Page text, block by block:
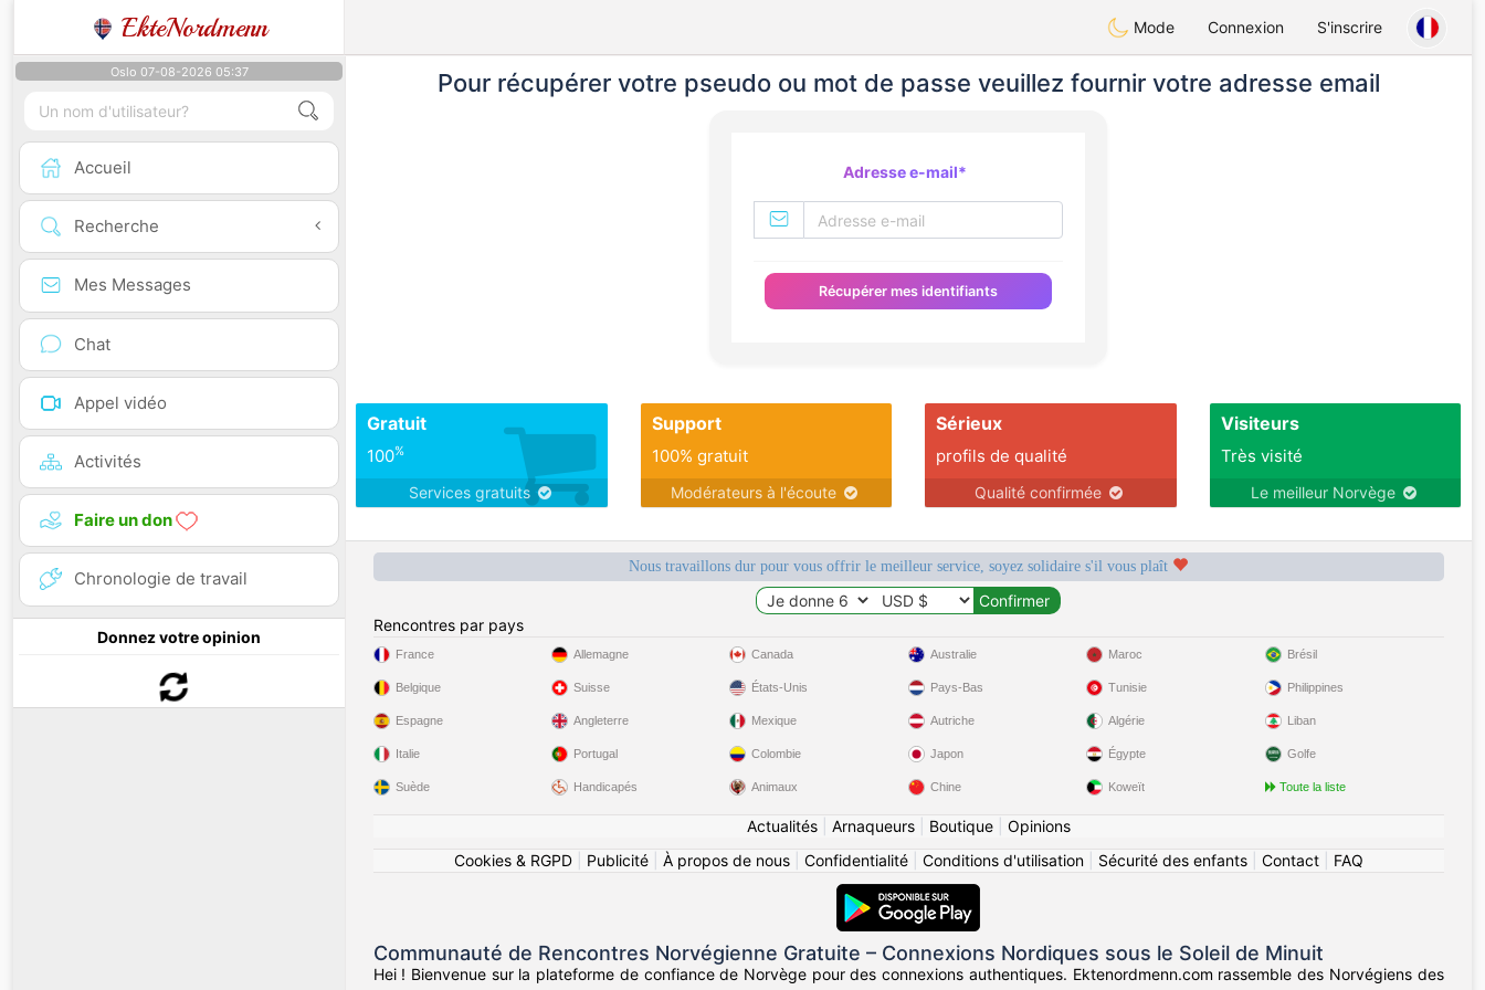
EkteNordmenn Mode Connexion S'inscrire
Oslo 07-08-2026 05:37
Accueil
Recherche
Mes Messages
Chat
Appel vidéo
Activités
Faire un don
Chronologie de travail
Donnez votre opinion
Pour récupérer votre pseudo ou mot de passe veuillez fournir votre adresse email
Adresse e-mail*
Récupérer mes identifiants
Gratuit
100%
Services gratuits
Support
100% gratuit
Modérateurs à l'écoute
Sérieux
profils de qualité
Qualité confirmée
Visiteurs
Très visité
Le meilleur Norvège
Nous travaillons dur pour vous offrir le meilleur service, soyez solidaire s'il vous plaît
Rencontres par pays
France
Belgique
Espagne
Italie
Suède
Allemagne
Suisse
Angleterre
Portugal
Handicapés
Canada
États-Unis
Mexique
Colombie
Animaux
Australie
Pays-Bas
Autriche
Japon
Chine
Maroc
Tunisie
Algérie
Égypte
Koweït
Brésil
Philippines
Liban
Golfe
Toute la liste
Actualités| Arnaqueurs| Boutique| Opinions
Cookies & RGPD| Publicité| À propos de nous| Confidentialité| Conditions d'utilisation| Sécurité des enfants| Contact| FAQ
Communauté de Rencontres Norvégienne Gratuite – Connexions Nordiques sous le Soleil de Minuit
Hei ! Bienvenue sur la plateforme de confiance de Norvège pour des connexions authentiques. Ektenordmenn.com rassemble des Norvégiens des